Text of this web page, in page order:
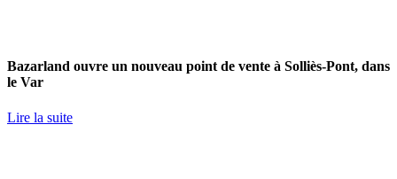
Bazarland ouvre un nouveau point de vente à Solliès-Pont, dans
le Var
Lire la suite